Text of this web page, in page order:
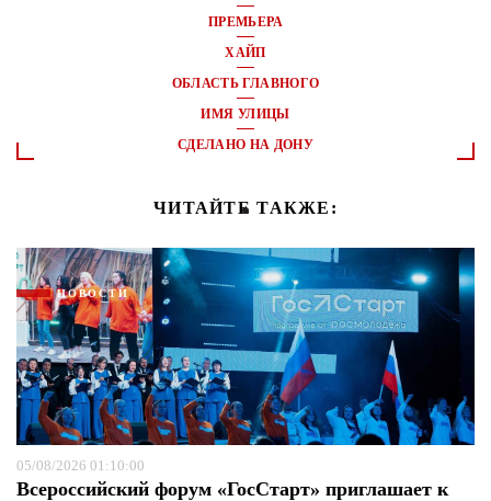
ПРЕМЬЕРА
ХАЙП
ОБЛАСТЬ ГЛАВНОГО
ИМЯ УЛИЦЫ
СДЕЛАНО НА ДОНУ
ЧИТАЙТЕ ТАКЖЕ:
НОВОСТИ
05/08/2026 01:10:00
Всероссийский форум «ГосСтарт» приглашает к